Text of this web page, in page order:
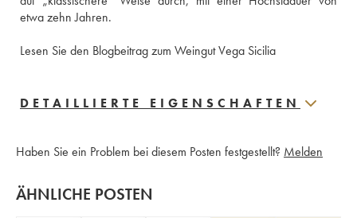
etwa zehn Jahren.
DETAILLIERTE EIGENSCHAFTEN
Haben Sie ein Problem bei diesem Posten festgestellt? Melden
ÄHNLICHE POSTEN